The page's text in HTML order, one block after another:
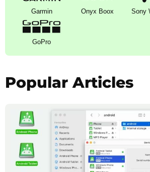
Garmin Onyx Boox Sony
GoPro
Popular Articles